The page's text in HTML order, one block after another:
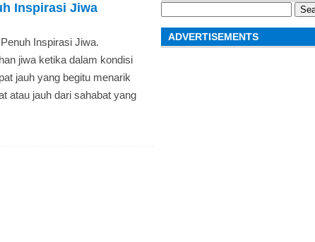
Inspirasi Jiwa
Inspirasi Jiwa.
jiwa ketika dalam kondisi
jauh yang begitu menarik
atau jauh dari sahabat yang
for:
ADVERTISEMENTS